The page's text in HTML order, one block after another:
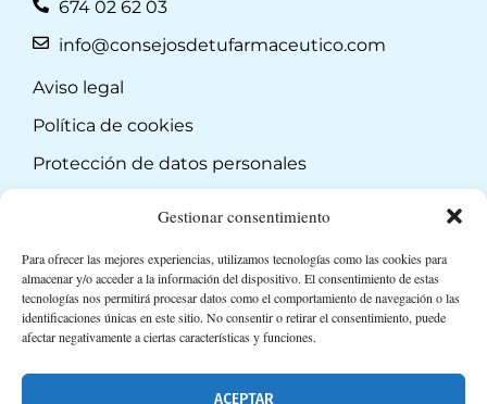
Gestionar consentimiento
Para ofrecer las mejores experiencias, utilizamos tecnologías como las cookies para
almacenar y/o acceder a la información del dispositivo. El consentimiento de estas
tecnologías nos permitirá procesar datos como el comportamiento de navegación o las
identificaciones únicas en este sitio. No consentir o retirar el consentimiento, puede
afectar negativamente a ciertas características y funciones.
ACEPTAR
674 02 62 03
info@consejosdetufarmaceutico.com
Aviso legal
Política de cookies
Protección de datos personales